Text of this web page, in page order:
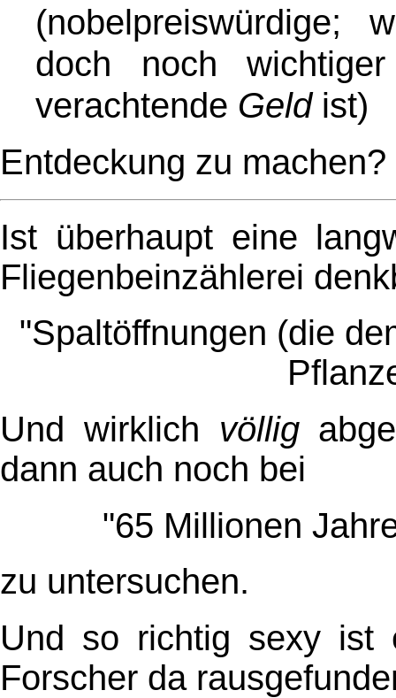
(nobelpreiswürdige;
doch noch
verachtende Geldist)
Entdeckung zu machen?
Ist überhaupt eine
Fliegenbeinzählerei
"Spaltöffnungen (die
Und wirklich völlig
dann auch noch bei
"65 Millionen
zu untersuchen.
Und so richtig sexy
Forscher da